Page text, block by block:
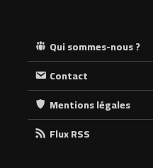
Qui sommes-nous ?
Contact
Mentions légales
Flux RSS